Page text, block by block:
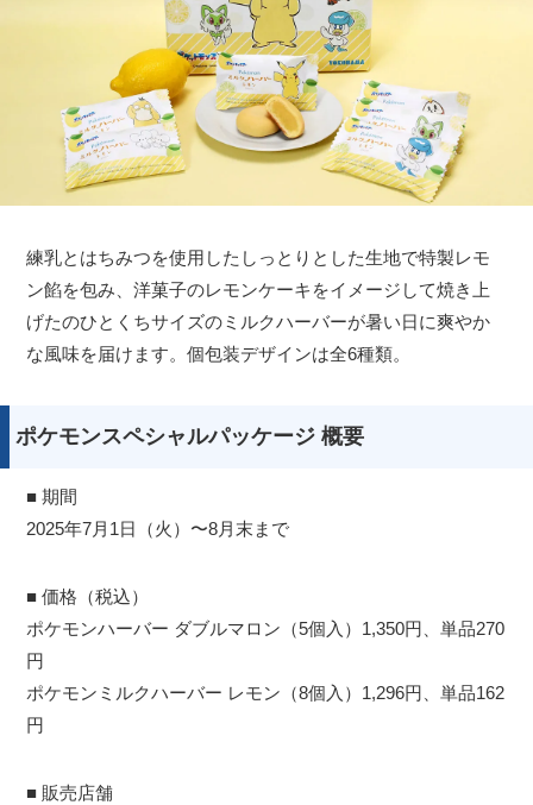
練乳とはちみつを使用したしっとりとした生地で特製レモ
ン餡を包み、洋菓子のレモンケーキをイメージして焼き上
げたのひとくちサイズのミルクハーバーが暑い日に爽やか
な風味を届けます。個包装デザインは全6種類。
ポケモンスペシャルパッケージ 概要
■ 期間
2025年7月1日（火）〜8月末まで
■ 価格（税込）
ポケモンハーバー ダブルマロン（5個入）1,350円、単品270
円
ポケモンミルクハーバー レモン（8個入）1,296円、単品162
円
■ 販売店舗